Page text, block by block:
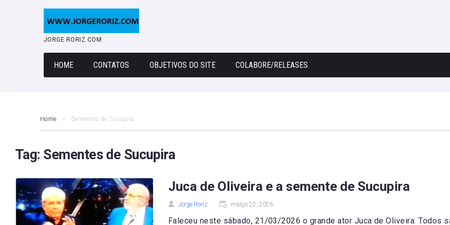
JORGE RORIZ.COM
HOME CONTATOS OBJETIVOS DO SITE COLABORE/RELEASES
Home Sementes de Sucupira
Tag: Sementes de Sucupira
Juca de Oliveira e a semente de Sucupira
Jorge Roriz março 22, 2026
Faleceu neste sábado, 21/03/2026 o grande ator Juca de Oliveira. Todos